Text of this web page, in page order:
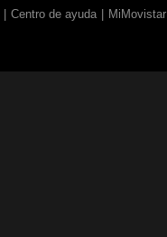
Centro de ayuda MiMovistar